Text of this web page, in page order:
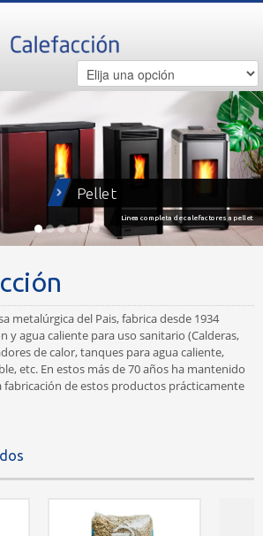
Pellet
Linea completa de calefactores a pellet
metalúrgica del Pais, fabrica desde 1934
y agua caliente para uso sanitario (Calderas,
de calor, tanques para agua caliente,
etc. En estos más de 70 años ha mantenido
de estos productos prácticamente